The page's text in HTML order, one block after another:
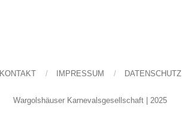
KONTAKT IMPRESSUM DATENSCHUTZ
Wargolshäuser Karnevalsgesellschaft | 2025